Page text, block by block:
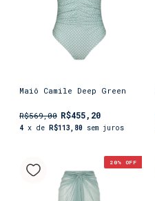
Maiô Camile Deep Green
R$569,00 R$455,20
4 x de R$113,80 sem juros
20% OFF